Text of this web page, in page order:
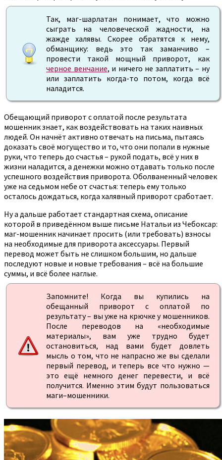
Так, маг-шарлатан понимает, что можно
сыграть на человеческой жадности, на
жажде халявы. Скорее обратятся к нему,
обманщику: ведь это так заманчиво –
провести такой мощный приворот, как
черное венчание, и ничего не заплатить – ну
или заплатить когда-то потом, когда всё
наладится.
Обещающий приворот с оплатой после результата
мошенник знает, как воздействовать на таких наивных
людей. Он начнёт активно отвечать на письма, пытаясь
доказать своё могущество и то, что они попали в нужные
руки, что теперь до счастья – рукой подать, всё у них в
жизни наладится, а денежки можно отдавать только после
успешного воздействия приворота. Оболваненный человек
уже на седьмом небе от счастья: теперь ему только
осталось дождаться, когда халявный приворот сработает.
Ну а дальше работает стандартная схема, описание
которой в приведённом выше письме Натальи из Чебоксар:
маг-мошенник начинает просить (или требовать) взносы
на необходимые для приворота аксессуары. Первый
перевод может быть не слишком большим, но дальше
последуют новые и новые требования – всё на большие
суммы, и всё более наглые.
Запомните! Когда вы купились на
обещанный приворот с оплатой по
результату – вы уже на крючке у мошенников.
После переводов на «необходимые
материалы», вам уже трудно будет
остановиться, над вами будет довлеть
мысль о том, что не напрасно же вы сделали
первый перевод, и теперь все что нужно —
это ещё немного денег перевести, и всё
получится. Именно этим будут пользоваться
маги–мошенники.